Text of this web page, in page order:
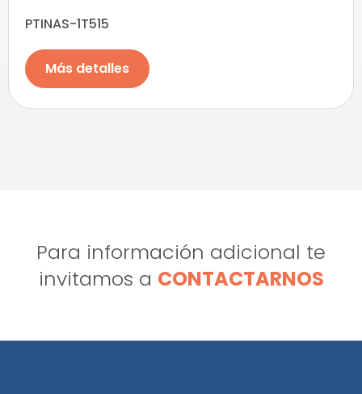
PTINAS-1T515
Más detalles
Para información adicional te
invitamos a CONTACTARNOS